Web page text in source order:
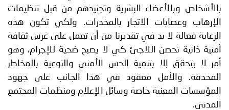
بالأشخاص وبالأعضاء البشرية وتجنيدهم من قبل تنظيمات
الإرهاب وعصابات الاتجار بالمخدرات. ولكي تكون هذه
الرعاية فعالة لا بد في تقديرنا من أن تعمل على غرس ثقافة
أمنية ذاتية تحصن اللاجئ كي لا يصبح ضحية للإجرام، وهو
أمر لا يتحقق إلا بتنمية الحس الأمني والتوعية بالمخاطر
المحدقة. والأمل معقود في هذا الجانب على جهود
المؤسسات المعنية خاصة وسائل الإعلام ومنظمات المجتمع
المدني.